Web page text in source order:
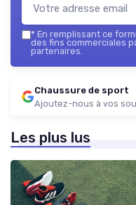
* En remplissant ce
des fins commerciales
partenaires.
Chaussure de sport
Ajoutez-nous à vos
Les plus lus